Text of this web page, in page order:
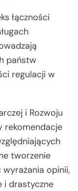
łączności
państw
regulacji w
i Rozwoju
rekomendacje
tworzenie
opinii,
i drastyczne